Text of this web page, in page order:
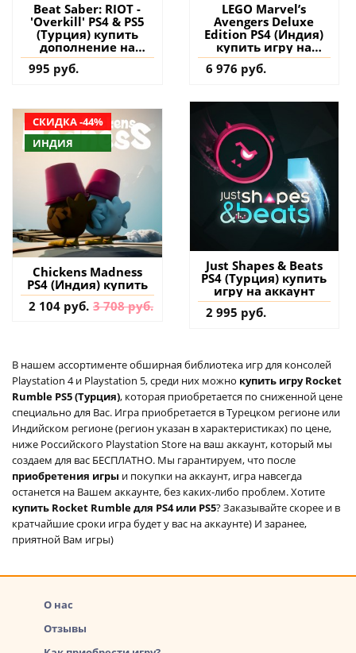
Beat Saber: RIOT -
'Overkill' PS4 & PS5
(Турция) купить
дополнение на
аккаунт
995 руб.
LEGO Marvel’s
Avengers Deluxe
Edition PS4 (Индия)
купить игру на
аккаунт
6 976 руб.
СКИДКА -44%
ИНДИЯ
Chickens Madness
PS4 (Индия) купить
2 104 руб. 3 708 руб.
Just Shapes & Beats
PS4 (Турция) купить
игру на аккаунт
2 995 руб.
В нашем ассортименте обширная библиотека игр для консолей
Playstation 4 и Playstation 5, среди них можно купить игру Rocket
Rumble PS5 (Турция), которая приобретается по сниженной цене
специально для Вас. Игра приобретается в Турецком регионе или
Индийском регионе (регион указан в характеристиках) по цене,
ниже Российского Playstation Store на ваш аккаунт, который мы
создаем для вас БЕСПЛАТНО. Мы гарантируем, что после
приобретения игры и покупки на аккаунт, игра навсегда
останется на Вашем аккаунте, без каких-либо проблем. Хотите
купить Rocket Rumble для PS4 или PS5? Заказывайте скорее и в
кратчайшие сроки игра будет у вас на аккаунте) И заранее,
приятной Вам игры)
О нас
Отзывы